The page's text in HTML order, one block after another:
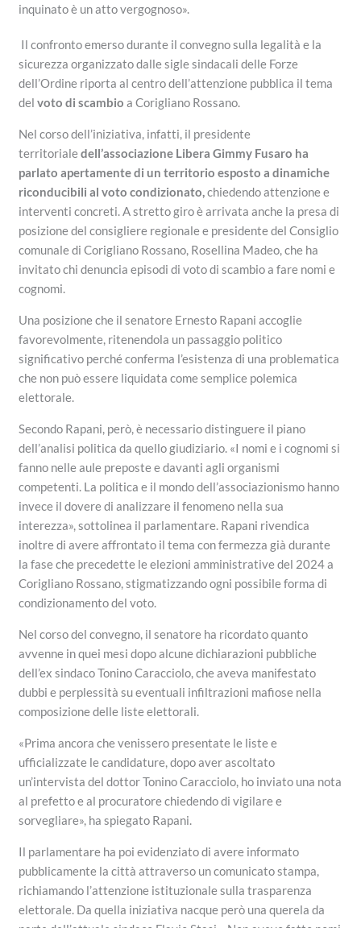
inquinato è un atto vergognoso».
Il confronto emerso durante il convegno sulla legalità e la
sicurezza organizzato dalle sigle sindacali delle Forze
dell’Ordine riporta al centro dell’attenzione pubblica il tema
delvoto di scambio a Corigliano Rossano.
Nel corso dell’iniziativa, infatti, il presidente
territorialedell’associazione Libera Gimmy Fusaro ha
parlato apertamente di un territorio esposto a dinamiche
riconducibili al voto condizionato,chiedendo attenzione e
interventi concreti. A stretto giro è arrivata anche la presa di
posizione del consigliere regionale e presidente del Consiglio
comunale di Corigliano Rossano, Rosellina Madeo, che ha
invitato chi denuncia episodi di voto di scambio a fare nomi e
cognomi.
Una posizione che il senatore Ernesto Rapani accoglie
favorevolmente, ritenendola un passaggio politico
significativo perché conferma l’esistenza di una problematica
che non può essere liquidata come semplice polemica
elettorale.
Secondo Rapani, però, è necessario distinguere il piano
dell’analisi politica da quello giudiziario. «I nomi e i cognomi si
fanno nelle aule preposte e davanti agli organismi
competenti. La politica e il mondo dell’associazionismo hanno
invece il dovere di analizzare il fenomeno nella sua
interezza», sottolinea il parlamentare. Rapani rivendica
inoltre di avere affrontato il tema con fermezza già durante
la fase che precedette le elezioni amministrative del 2024 a
Corigliano Rossano, stigmatizzando ogni possibile forma di
condizionamento del voto.
Nel corso del convegno, il senatore ha ricordato quanto
avvenne in quei mesi dopo alcune dichiarazioni pubbliche
dell’ex sindaco Tonino Caracciolo, che aveva manifestato
dubbi e perplessità su eventuali infiltrazioni mafiose nella
composizione delle liste elettorali.
«Prima ancora che venissero presentate le liste e
ufficializzate le candidature, dopo aver ascoltato
un’intervista del dottor Tonino Caracciolo, ho inviato una nota
al prefetto e al procuratore chiedendo di vigilare e
sorvegliare», ha spiegato Rapani.
Il parlamentare ha poi evidenziato di avere informato
pubblicamente la città attraverso un comunicato stampa,
richiamando l’attenzione istituzionale sulla trasparenza
elettorale. Da quella iniziativa nacque però una querela da